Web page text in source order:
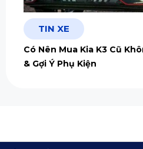
TIN XE
Có Nên Mua Kia K3 Cũ
& Gợi Ý Phụ Kiện